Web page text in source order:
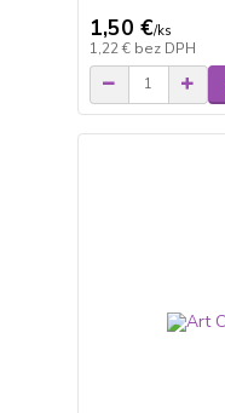
1,50 €/ks
1,22 € bez DPH